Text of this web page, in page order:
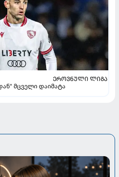
ᲔᲠᲝᲕᲜᲣᲚᲘ ᲚᲘᲒᲐ
მცველი დაიმატა